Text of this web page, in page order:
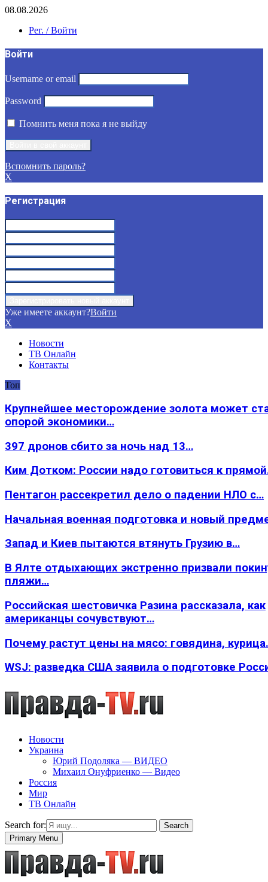
08.08.2026
Рег. / Войти
Войти
Username or email
Password
Помнить меня пока я не выйду
Вспомнить пароль?
X
Регистрация
Уже имеете аккаунт?Войти
X
Новости
ТВ Онлайн
Контакты
Топ
Крупнейшее месторождение золота может
опорой экономики…
397 дронов сбито за ночь над 13…
Ким Дотком: России надо готовиться к
Пентагон рассекретил дело о падении НЛО с…
Начальная военная подготовка и новый
Запад и Киев пытаются втянуть Грузию в…
В Ялте отдыхающих экстренно призвали
пляжи…
Российская шестовичка Разина рассказала, как
американцы сочувствуют…
Почему растут цены на мясо: говядина,
WSJ: разведка США заявила о подготовке
Новости
Украина
Юрий Подоляка — ВИДЕО
Михаил Онуфриенко — Видео
Россия
Мир
ТВ Онлайн
Search for:
Search
Primary Menu